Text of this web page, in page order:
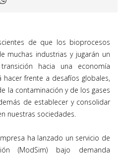
de que los bioprocesos
muchas industrias y jugarán un
hacia una economía
frente a desafíos globales,
la contaminación y de los gases
de establecer y consolidar
nuestras sociedades.
ha lanzado un servicio de
(ModSim) bajo demanda